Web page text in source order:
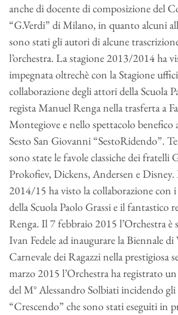
anche di docente di composizione del
“G.Verdi” di Milano, in quanto alcuni
sono stati gli autori di alcune
l’orchestra. La stagione 2013/2014 ha
impegnata oltrechè con la Stagione
collaborazione degli attori della Scuola
regista Manuel Renga nella trasferta a
Montegiove e nello spettacolo
Sesto San Giovanni “SestoRidendo”.
sono state le favole classiche dei fratelli
Prokofiev, Dickens, Andersen e Disney.
2014/15 ha visto la collaborazione con
della Scuola Paolo Grassi e il fantastico
Renga. Il 7 febbraio 2015 l’Orchestra è
Ivan Fedele ad inaugurare la Biennale
Carnevale dei Ragazzi nella prestigiosa
marzo 2015 l’Orchestra ha registrato
del M° Alessandro Solbiati incidendo
“Crescendo” che sono stati eseguiti in